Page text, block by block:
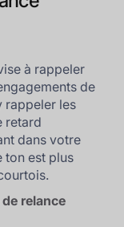
à rappeler
de
rappeler les
retard
dans votre
ton est plus
relance